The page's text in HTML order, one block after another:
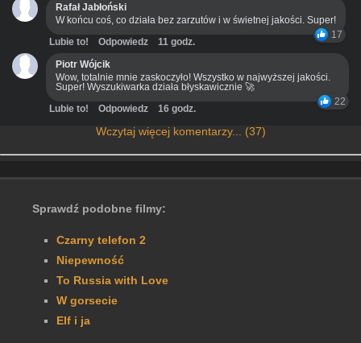
Rafał Jabłoński
W końcu coś, co działa bez zarzutów i w świetnej jakości. Super!
17
Lubie to! Odpowiedz
11 godz.
Piotr Wójcik
Wow, totalnie mnie zaskoczyło! Wszystko w najwyższej jakości.
Super! Wyszukiwarka działa błyskawicznie 🚀
22
Lubie to! Odpowiedz 16 godz.
Wczytaj więcej komentarzy... (37)
Sprawdź podobne filmy:
Czarny telefon 2
Niepewność
To Russia with Love
W gorsecie
Elf i ja